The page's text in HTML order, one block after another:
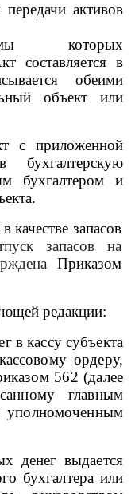
активов
которых
составляется в
обеими
объект или
с приложенной
бухгалтерскую
бухгалтером и
качестве запасов
запасов на
Приказом
редакции:
в кассу субъекта
ордеру,
562 (далее
главным
денег выдается
бухгалтера или